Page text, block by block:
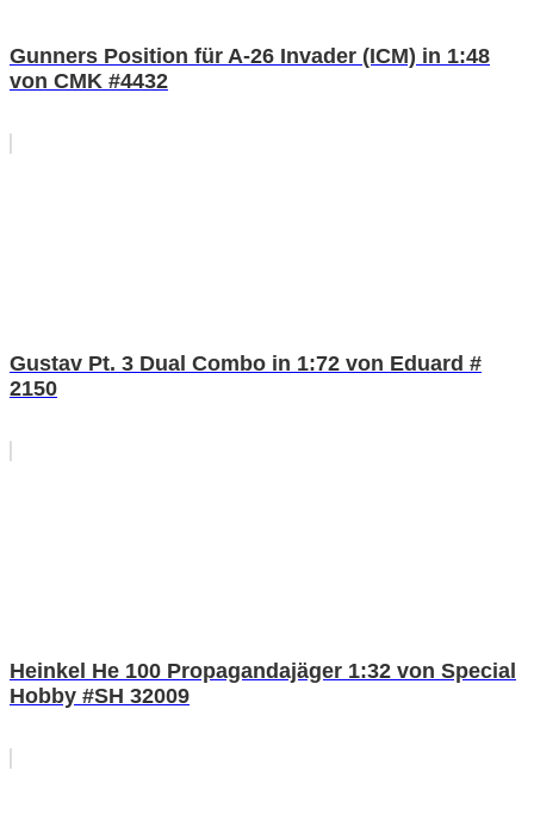
Gunners Position für A-26 Invader (ICM) in 1:48
von CMK #4432
Gustav Pt. 3 Dual Combo in 1:72 von Eduard #
2150
Heinkel He 100 Propagandajäger 1:32 von Special
Hobby #SH 32009